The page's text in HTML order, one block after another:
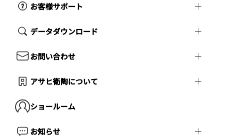
お客様サポート
データダウンロード
お問い合わせ
アサヒ衛陶について
ショールーム
お知らせ